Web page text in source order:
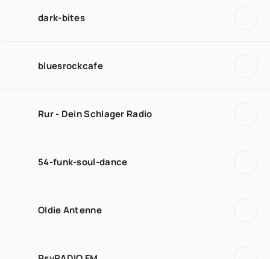
dark-bites
bluesrockcafe
Rur - Dein Schlager Radio
54-funk-soul-dance
Oldie Antenne